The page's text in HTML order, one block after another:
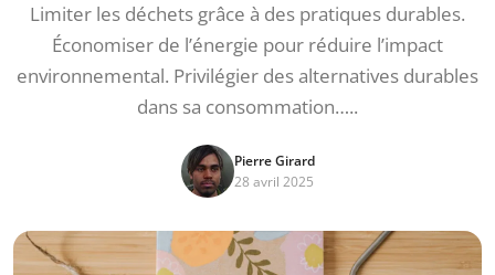
Limiter les déchets grâce à des pratiques durables.
Économiser de l’énergie pour réduire l’impact
environnemental. Privilégier des alternatives durables
dans sa consommation…..
Pierre Girard
28 avril 2025